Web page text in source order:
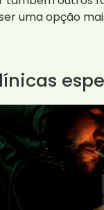
uma opção